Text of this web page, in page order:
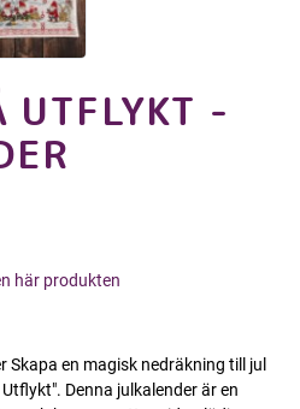
UTFLYKT -
här produkten
en magisk nedräkning till jul
Denna julkalender är en